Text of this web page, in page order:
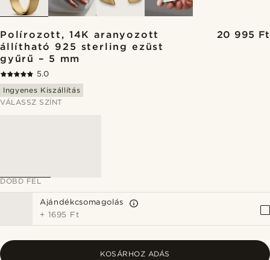
Polírozott, 14K aranyozott
állítható 925 sterling ezüst
gyűrű – 5 mm
20 995 Ft
5.0
Ingyenes Kiszállítás
VÁLASSZ SZÍNT
DOBD FEL
Ajándékcsomagolás
+ 1695 Ft
KOSÁRHOZ ADÁS